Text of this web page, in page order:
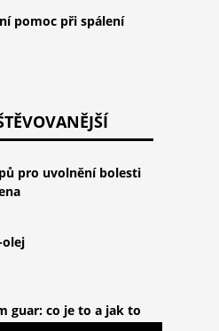
pomoc při spálení
pro uvolnění bolesti
olej
guar: co je to a jak to